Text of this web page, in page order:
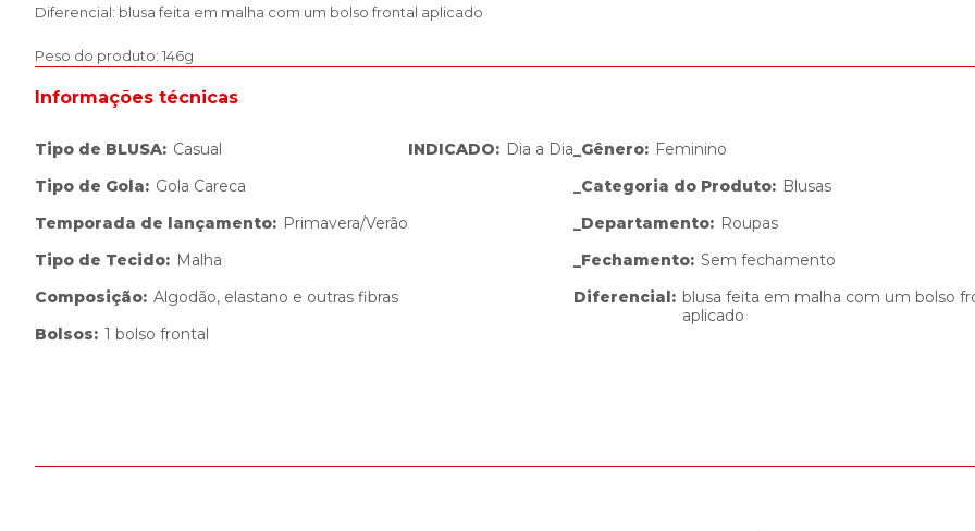
Diferencial: blusa feita em malha com um bolso frontal aplicado
Peso do produto: 146g
Informações técnicas
Tipo de BLUSA: Casual
Tipo de Gola: Gola Careca
Temporada de lançamento: Primavera/Verão
Tipo de Tecido: Malha
Composição: Algodão, elastano e outras fibras
Bolsos: 1 bolso frontal
INDICADO: Dia a Dia _Gênero: Feminino
_Categoria do Produto: Blusas
_Departamento: Roupas
_Fechamento: Sem fechamento
Diferencial: blusa feita em malha com um bolso
aplicado